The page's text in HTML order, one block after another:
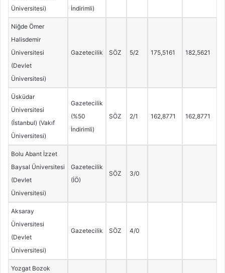
Üniversitesi)
İndirimli)
Niğde Ömer
Halisdemir
Üniversitesi
(Devlet
Üniversitesi)
Gazetecilik SÖZ 5/2 175,5161 182,5621
Üsküdar
Üniversitesi
(İstanbul) (Vakıf
Üniversitesi)
Gazetecilik
(%50
İndirimli)
SÖZ 2/1 162,8771 162,8771
Bolu Abant İzzet
Baysal Üniversitesi
(Devlet
Üniversitesi)
Gazetecilik
(İÖ)
SÖZ 3/0
Aksaray
Üniversitesi
(Devlet
Üniversitesi)
Gazetecilik SÖZ 4/0
Yozgat Bozok